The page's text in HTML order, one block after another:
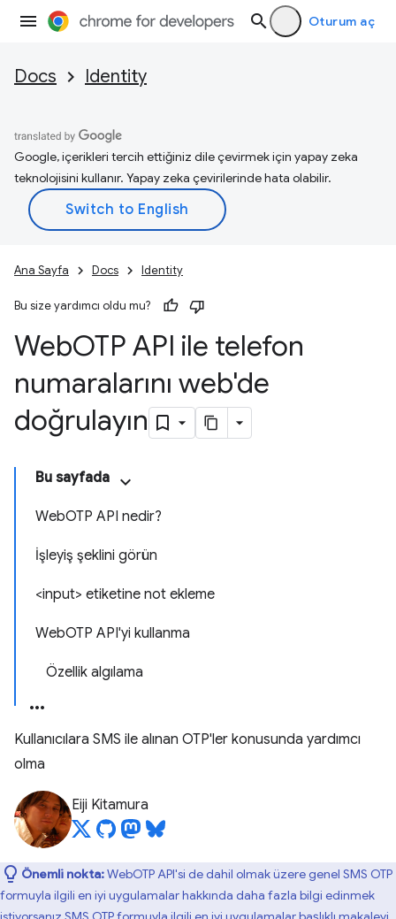
Oturum aç
Docs Identity
Google, içerikleri tercih ettiğiniz dile çevirmek için yapay zeka
teknolojisini kullanır. Yapay zeka çevirilerinde hata olabilir.
Ana Sayfa Docs Identity
Bu size yardımcı oldu mu?
WebOTP API ile telefon
numaralarını web'de
doğrulayın
Bu sayfada
WebOTP API nedir?
İşleyiş şeklini görün
<input> etiketine not ekleme
WebOTP API'yi kullanma
Özellik algılama
Kullanıcılara SMS ile alınan OTP'ler konusunda yardımcı
olma
Eiji Kitamura
Önemli nokta:WebOTP API'si de dahil olmak üzere genel SMS OTP
formuyla ilgili en iyi uygulamalar hakkında daha fazla bilgi edinmek